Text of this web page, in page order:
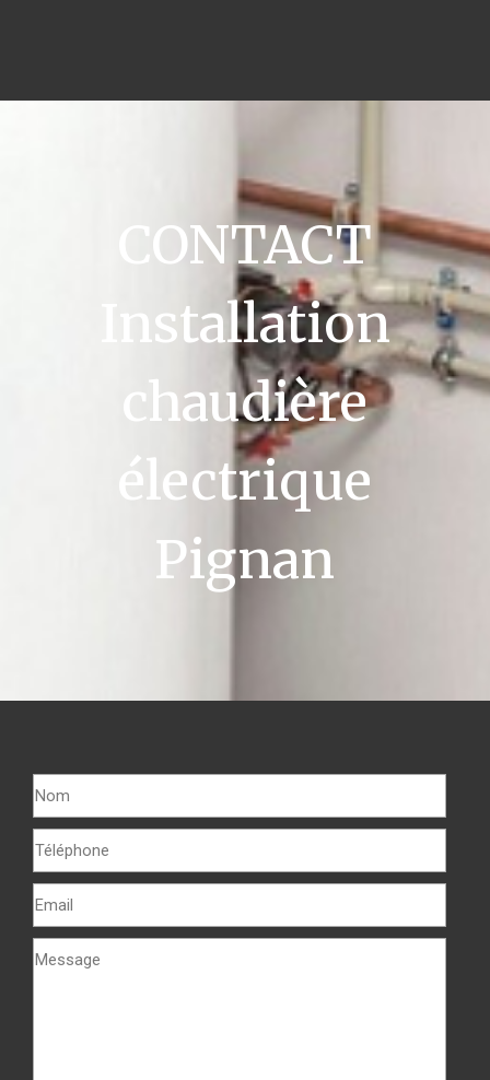
CONTACT
Installation
chaudière
électrique
Pignan